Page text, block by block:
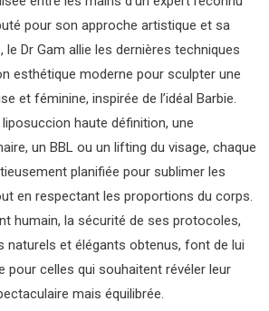
pour son approche artistique et sa
le Dr Gam allie les dernières techniques
esthétique moderne pour sculpter une
et féminine, inspirée de l’idéal Barbie.
haute définition, une
un BBL ou un lifting du visage, chaque
planifiée pour sublimer les
en respectant les proportions du corps.
humain, la sécurité de ses protocoles,
naturels et élégants obtenus, font de lui
pour celles qui souhaitent révéler leur
mais équilibrée.